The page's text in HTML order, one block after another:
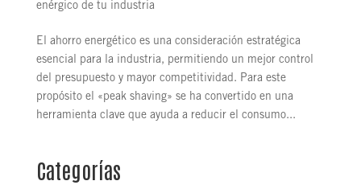
enérgico de tu industria
El ahorro energético es una consideración estratégica
esencial para la industria, permitiendo un mejor control
del presupuesto y mayor competitividad. Para este
propósito el «peak shaving» se ha convertido en una
herramienta clave que ayuda a reducir el consumo...
Categorías